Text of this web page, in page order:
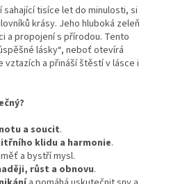
tisíce let do minulosti, si
krásy. Jeho hluboká zeleň
a propojení s přírodou. Tento
lásky“, neboť otevírá
a přináší štěstí v lásce i
a soucit.
klidu a harmonie.
a bystří mysl.
růst a obnovu.